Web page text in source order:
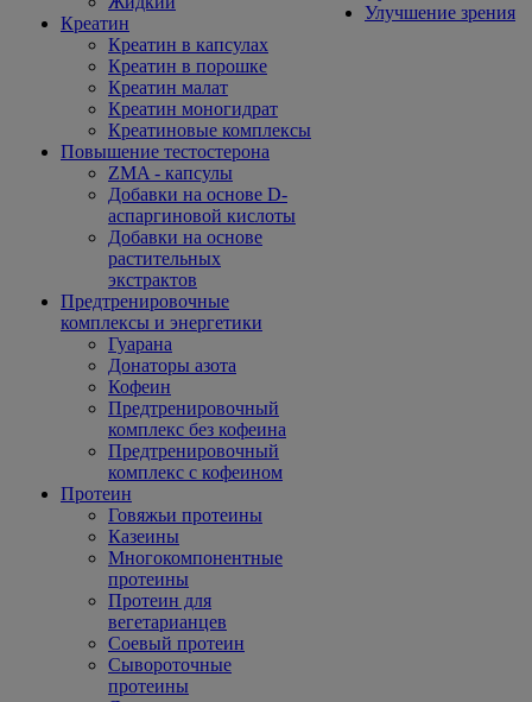
Креатин
Креатин в капсулах
Креатин в порошке
Креатин малат
Креатин моногидрат
Креатиновые комплексы
Повышение тестостерона
ZMA - капсулы
Добавки на основе D-
аспаргиновой кислоты
Добавки на основе
растительных
экстрактов
Предтренировочные
комплексы и энергетики
Гуарана
Донаторы азота
Кофеин
Предтренировочный
комплекс без кофеина
Предтренировочный
комплекс с кофеином
Протеин
Говяжьи протеины
Казеины
Многокомпонентные
протеины
Протеин для
вегетарианцев
Соевый протеин
Сывороточные
протеины
Улучшение зрения